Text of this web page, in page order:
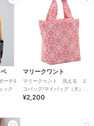
ーチ&
ック
マリークワント
マリークヮント 洗える エ
コバッグ/マイバッグ（大）
【MARY QUANT】
¥2,200